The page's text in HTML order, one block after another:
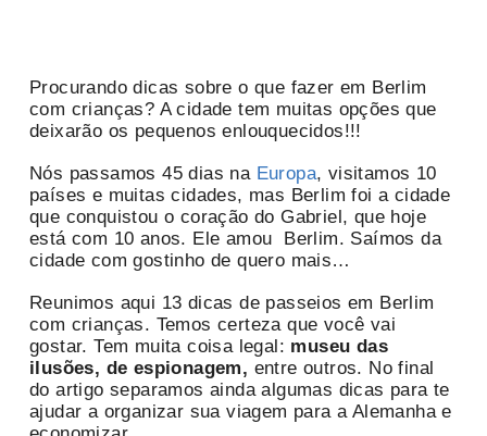
Procurando dicas sobre o que fazer em Berlim
com crianças? A cidade tem muitas opções que
deixarão os pequenos enlouquecidos!!!
Nós passamos 45 dias na Europa, visitamos 10
países e muitas cidades, mas Berlim foi a cidade
que conquistou o coração do Gabriel, que hoje
está com 10 anos. Ele amou Berlim. Saímos da
cidade com gostinho de quero mais…
Reunimos aqui 13 dicas de passeios em Berlim
com crianças. Temos certeza que você vai
gostar. Tem muita coisa legal: museu das
ilusões, de espionagem, entre outros. No final
do artigo separamos ainda algumas dicas para te
ajudar a organizar sua viagem para a Alemanha e